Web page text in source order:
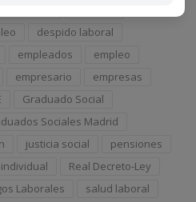
despido laboral
empleados
empleo
empresario
empresas
Graduado Social
Sociales Madrid
justicia social
pensiones
Real Decreto-Ley
Laborales
salud laboral